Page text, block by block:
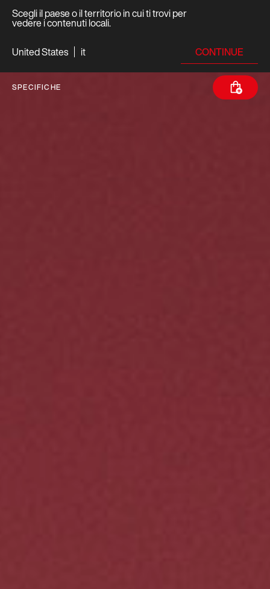
Scegli il paese o il territorio in cui ti trovi per
vedere i contenuti locali.
United States
it CONTINUE
SPECIFICHE